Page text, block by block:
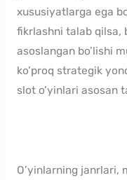
xususiyatlarga ega
fikrlashni talab qilsa,
asoslangan bo’lishi
ko’proq strategik
slot o’yinlari asosan
O’yinlarning janrlari,